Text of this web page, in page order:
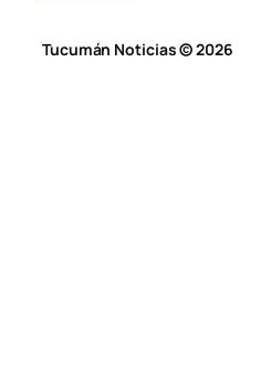
Tucumán Noticias © 2026